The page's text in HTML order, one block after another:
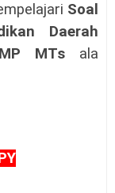
Soal
Daerah
MTs ala